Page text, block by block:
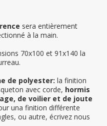
sera entièrement
à la main.
70x100 et 91x140 la
de polyester: la finition
avec corde, hormis
de voilier et de joute
una finition différente
ou autre, écrivez nous